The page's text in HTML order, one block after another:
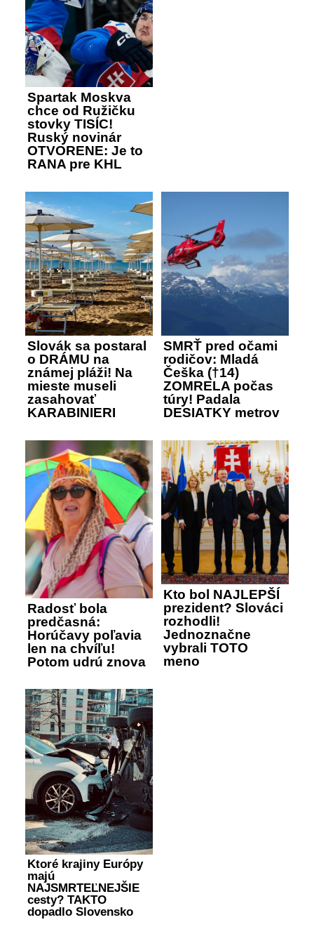
Spartak Moskva
chce od Ružičku
stovky TISÍC!
Ruský novinár
OTVORENE: Je to
RANA pre KHL
Slovák sa postaral
o DRÁMU na
známej pláži! Na
mieste museli
zasahovať
KARABINIERI
SMRŤ pred očami
rodičov: Mladá
Češka (†14)
ZOMRELA počas
túry! Padala
DESIATKY metrov
Radosť bola
predčasná:
Horúčavy poľavia
len na chvíľu!
Potom udrú znova
Kto bol NAJLEPŠÍ
prezident? Slováci
rozhodli!
Jednoznačne
vybrali TOTO
meno
Ktoré krajiny Európy
majú
NAJSMRTEĽNEJŠIE
cesty? TAKTO
dopadlo Slovensko